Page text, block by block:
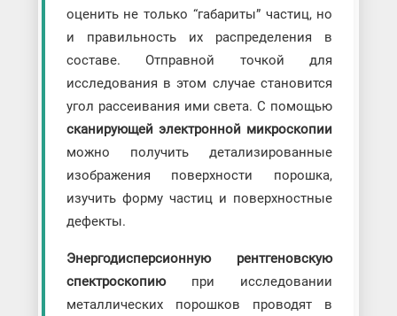
оценить не только “габариты” частиц, но
и правильность их распределения в
составе. Отправной точкой для
исследования в этом случае становится
угол рассеивания ими света. С помощью
сканирующей электронной микроскопии
можно получить детализированные
изображения поверхности порошка,
изучить форму частиц и поверхностные
дефекты.
Энергодисперсионную рентгеновскую
спектроскопиюпри исследовании
металлических порошков проводят в